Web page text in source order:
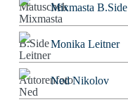
Mixmasta B.Side
Monika Leitner
Ned Nikolov